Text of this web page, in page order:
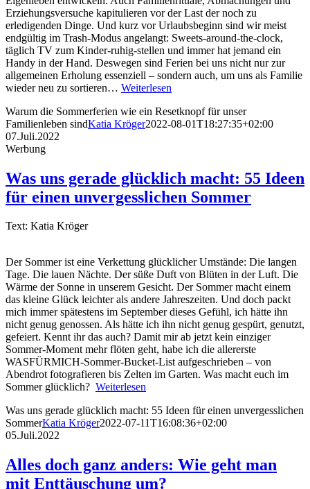
Erziehungsversuche kapitulieren vor der Last der noch zu
erledigenden Dinge. Und kurz vor Urlaubsbeginn sind wir meist
endgültig im Trash-Modus angelangt: Sweets-around-the-clock,
täglich TV zum Kinder-ruhig-stellen und immer hat jemand ein
Handy in der Hand. Deswegen sind Ferien bei uns nicht nur zur
allgemeinen Erholung essenziell – sondern auch, um uns als Familie
wieder neu zu sortieren… Weiterlesen
Warum die Sommerferien wie ein Resetknopf für unser
Familienleben sindKatia Kröger2022-08-01T18:27:35+02:00
07.Juli.2022
Werbung
Was uns gerade glücklich macht: 55 Ideen
für einen unvergesslichen Sommer
Text: Katia Kröger
Der Sommer ist eine Verkettung glücklicher Umstände: Die langen
Tage. Die lauen Nächte. Der süße Duft von Blüten in der Luft. Die
Wärme der Sonne in unserem Gesicht. Der Sommer macht einem
das kleine Glück leichter als andere Jahreszeiten. Und doch packt
mich immer spätestens im September dieses Gefühl, ich hätte ihn
nicht genug genossen. Als hätte ich ihn nicht genug gespürt, genutzt,
gefeiert. Kennt ihr das auch? Damit mir ab jetzt kein einziger
Sommer-Moment mehr flöten geht, habe ich die allererste
WASFÜRMICH-Sommer-Bucket-List aufgeschrieben – von
Abendrot fotografieren bis Zelten im Garten. Was macht euch im
Sommer glücklich? Weiterlesen
Was uns gerade glücklich macht: 55 Ideen für einen unvergesslichen
SommerKatia Kröger2022-07-11T16:08:36+02:00
05.Juli.2022
Alles doch ganz anders: Wie geht man
mit Enttäuschung um?